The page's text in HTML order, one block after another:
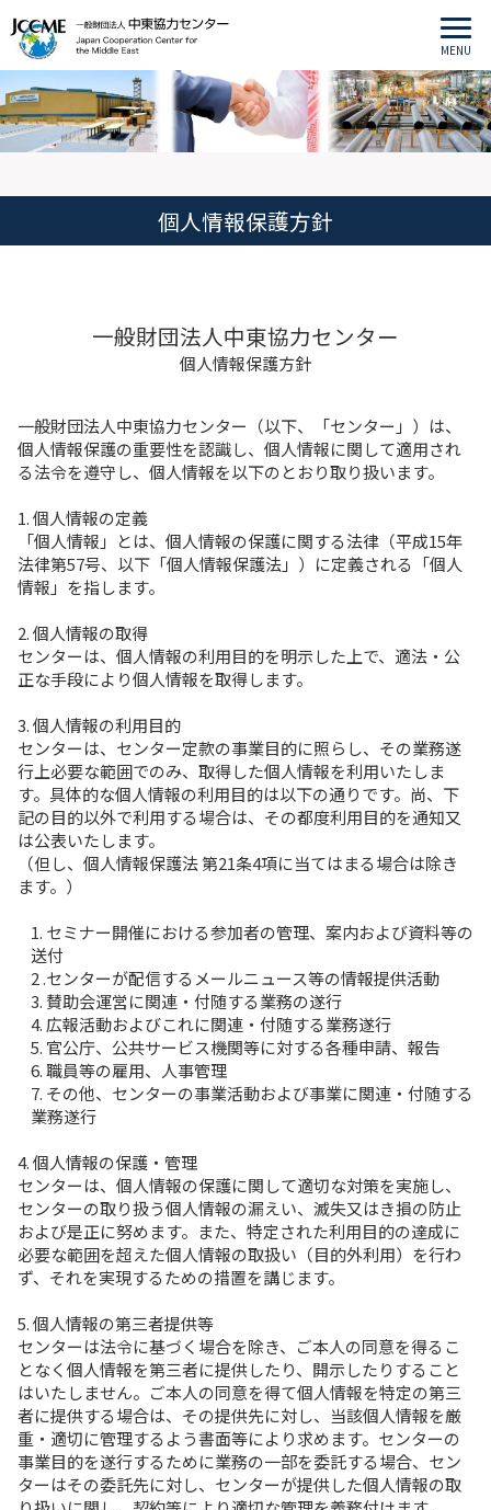
MENU
個人情報保護方針
一般財団法人中東協力センター
個人情報保護方針
一般財団法人中東協力センター（以下、「センター」）は、
個人情報保護の重要性を認識し、個人情報に関して適用され
る法令を遵守し、個人情報を以下のとおり取り扱います。
1. 個人情報の定義
「個人情報」とは、個人情報の保護に関する法律（平成15年
法律第57号、以下「個人情報保護法」）に定義される「個人
情報」を指します。
2. 個人情報の取得
センターは、個人情報の利用目的を明示した上で、適法・公
正な手段により個人情報を取得します。
3. 個人情報の利用目的
センターは、センター定款の事業目的に照らし、その業務遂
行上必要な範囲でのみ、取得した個人情報を利用いたしま
す。具体的な個人情報の利用目的は以下の通りです。尚、下
記の目的以外で利用する場合は、その都度利用目的を通知又
は公表いたします。
（但し、個人情報保護法 第21条4項に当てはまる場合は除き
ます。）
1. セミナー開催における参加者の管理、案内および資料等の
送付
2 .センターが配信するメールニュース等の情報提供活動
3. 賛助会運営に関連・付随する業務の遂行
4. 広報活動およびこれに関連・付随する業務遂行
5. 官公庁、公共サービス機関等に対する各種申請、報告
6. 職員等の雇用、人事管理
7. その他、センターの事業活動および事業に関連・付随する
業務遂行
4. 個人情報の保護・管理
センターは、個人情報の保護に関して適切な対策を実施し、
センターの取り扱う個人情報の漏えい、滅失又はき損の防止
および是正に努めます。また、特定された利用目的の達成に
必要な範囲を超えた個人情報の取扱い（目的外利用）を行わ
ず、それを実現するための措置を講じます。
5. 個人情報の第三者提供等
センターは法令に基づく場合を除き、ご本人の同意を得るこ
となく個人情報を第三者に提供したり、開示したりすること
はいたしません。ご本人の同意を得て個人情報を特定の第三
者に提供する場合は、その提供先に対し、当該個人情報を厳
重・適切に管理するよう書面等により求めます。センターの
事業目的を遂行するために業務の一部を委託する場合、セン
ターはその委託先に対し、センターが提供した個人情報の取